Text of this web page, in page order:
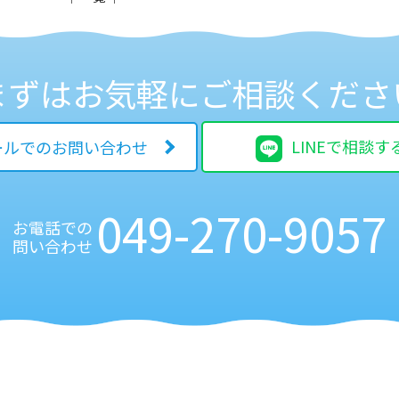
はお気軽にご相談くだ
でのお問い合わせ LINEで相談す
お電話での
問い合わせ 049-270-9057